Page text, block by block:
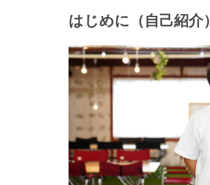
はじめに（自己紹介）